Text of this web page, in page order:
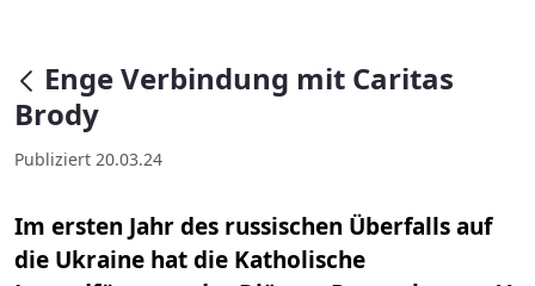
null
Enge Verbindung mit Caritas
Brody
Publiziert 20.03.24
Im ersten Jahr des russischen Überfalls auf
die Ukraine hat die Katholische